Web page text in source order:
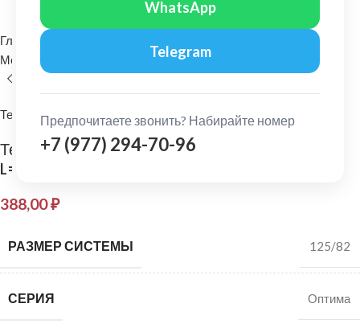
WhatsApp
Telegram
Предпочитаете звонить? Набирайте номер
+7 (977) 294-70-96
Главная
Металлические водосточные системы
Желоб водосточный
Технониколь
Технониколь: Желоб водосточный 125/82
L=1,5м Коричневый
388,00₽
РАЗМЕР СИСТЕМЫ 125/82
СЕРИЯ Оптима